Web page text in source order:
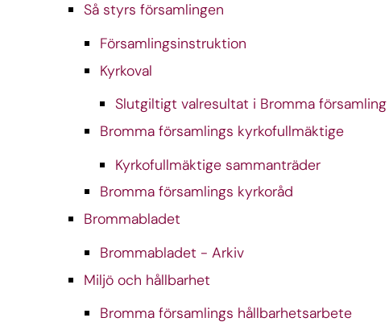
Så styrs församlingen
Församlingsinstruktion
Kyrkoval
Slutgiltigt valresultat i Bromma församling
Bromma församlings kyrkofullmäktige
Kyrkofullmäktige sammanträder
Bromma församlings kyrkoråd
Brommabladet
Brommabladet - Arkiv
Miljö och hållbarhet
Bromma församlings hållbarhetsarbete